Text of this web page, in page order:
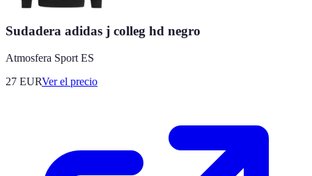
Sudadera adidas j colleg hd negro
Atmosfera Sport ES
27 EURVer el precio